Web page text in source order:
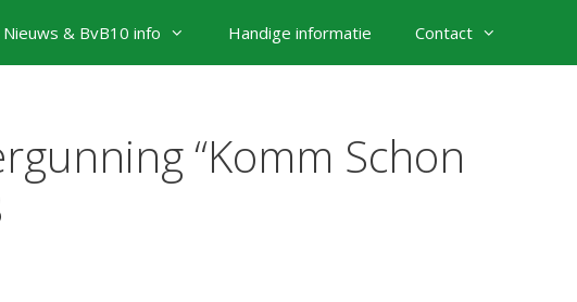
Nieuws & BvB10 info Handige informatie Contact
“Komm Schon